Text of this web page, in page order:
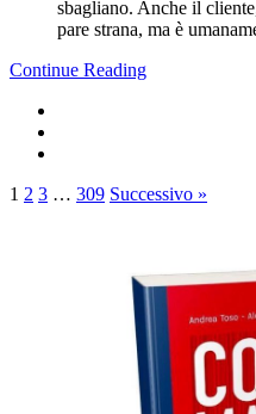
sbagliano. Anche il
pare strana, ma è
Continue Reading
1 2 3 … 309 Successivo »